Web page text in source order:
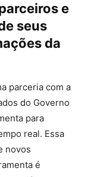
e
seus
da
parceria com a
do Governo
para
real. Essa
novos
é